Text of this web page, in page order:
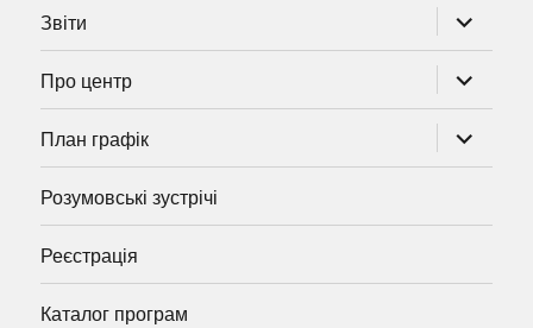
Звіти
підменю
Про центр
підменю
План графік
підменю
Розумовські зустрічі
Реєстрація
Каталог програм